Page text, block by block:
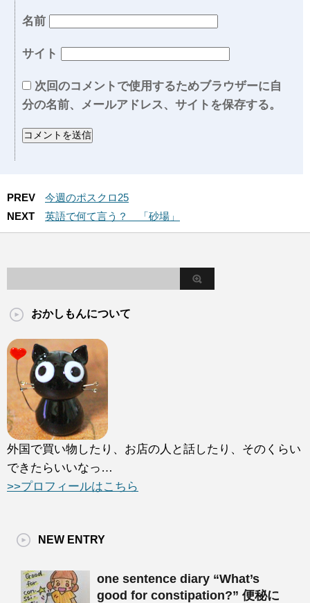
名前
サイト
次回のコメントで使用するためブラウザーに自
分の名前、メールアドレス、サイトを保存する。
PREV
今週のポスクロ25
NEXT
英語で何て言う？ 「砂場」
おかしもんについて
外国で買い物したり、お店の人と話したり、そのくらい
できたらいいなっ…
>>プロフィールはこちら
NEW ENTRY
one sentence diary “What’s
good for constipation?” 便秘に